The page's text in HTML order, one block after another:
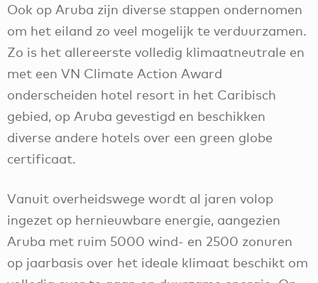
Ook op Aruba zijn diverse stappen ondernomen
om het eiland zo veel mogelijk te verduurzamen.
Zo is het allereerste volledig klimaatneutrale en
met een VN Climate Action Award
onderscheiden hotel resort in het Caribisch
gebied, op Aruba gevestigd en beschikken
diverse andere hotels over een green globe
certificaat.
Vanuit overheidswege wordt al jaren volop
ingezet op hernieuwbare energie, aangezien
Aruba met ruim 5000 wind- en 2500 zonuren
op jaarbasis over het ideale klimaat beschikt om